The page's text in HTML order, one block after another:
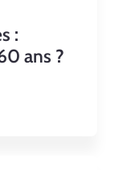
:
ans ?